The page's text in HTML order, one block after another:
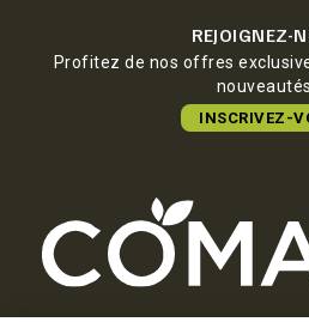
REJOIGNEZ-
Profitez de nos offres
INSCRIVEZ-